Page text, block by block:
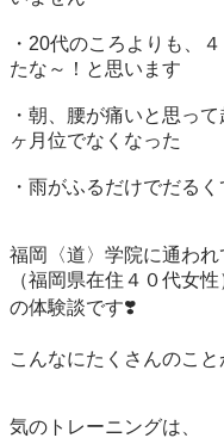
・20代のころよりも、
たな～！と思います
・朝、腰が痛いと思っ
ヶ月位でなくなった
・雨がふるだけでだる
福岡〈道〉学院に通わ
（福岡県在住４０代女性
の体験談です❣️
こんなにたくさんのこ
気のトレーニングは、